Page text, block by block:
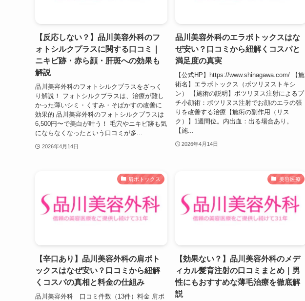
【反応しない？】品川美容外科のフ
ォトシルクプラスに関する口コミ｜
ニキビ跡・赤ら顔・肝斑への効果も
解説
品川美容外科のフォトシルクプラスをざっく
り解説！ フォトシルクプラスは、治療が難し
かった薄いシミ・くすみ・そばかすの改善に
効果的 品川美容外科のフォトシルクプラスは
6,500円〜で美白が叶う！ 毛穴やニキビ跡も気
にならなくなったという口コミが多...
2026年4月14日
品川美容外科のエラボトックスはな
ぜ安い？口コミから紐解くコスパと
満足度の真実
【公式HP】https://www.shinagawa.com/ 【施
術名】エラボトックス（ボツリヌストキシ
ン） 【施術の説明】ボツリヌス注射によるプ
チ小顔術：ボツリヌス注射でお顔のエラの張
りを改善する治療【施術の副作用（リス
ク）】1週間位。内出血：出る場合あり。
【施...
2026年4月14日
肩ボトックス
【辛口あり】品川美容外科の肩ボト
ックスはなぜ安い？口コミから紐解
くコスパの真相と料金の仕組み
品川美容外科 口コミ件数（13件）料金 肩ボ
美容医療
【効果ない？】品川美容外科のメデ
ィカル髪育注射の口コミまとめ｜男
性にもおすすめな薄毛治療を徹底解
説